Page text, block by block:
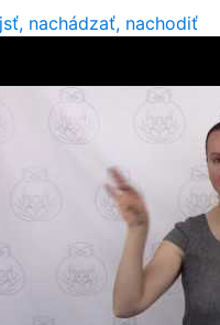
nachádzať, nachodiť